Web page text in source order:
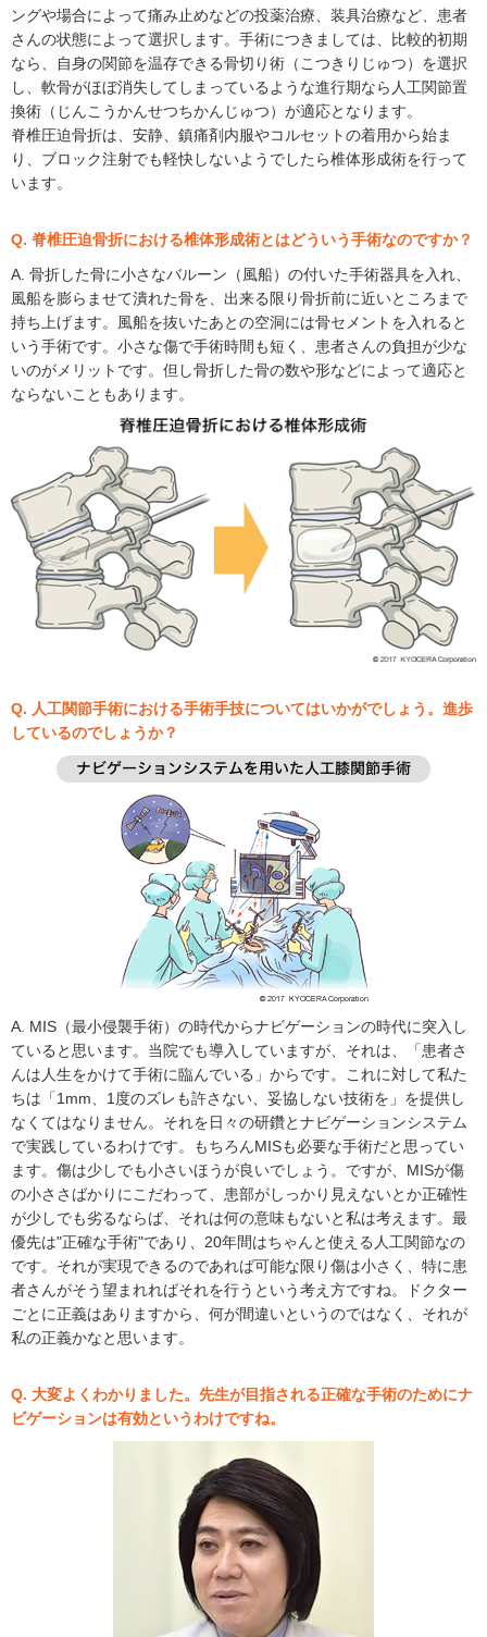
ングや場合によって痛み止めなどの投薬治療、装具治療など、患者
さんの状態によって選択します。手術につきましては、比較的初期
なら、自身の関節を温存できる骨切り術（こつきりじゅつ）を選択
し、軟骨がほぼ消失してしまっているような進行期なら人工関節置
換術（じんこうかんせつちかんじゅつ）が適応となります。
脊椎圧迫骨折は、安静、鎮痛剤内服やコルセットの着用から始ま
り、ブロック注射でも軽快しないようでしたら椎体形成術を行って
います。
Q. 脊椎圧迫骨折における椎体形成術とはどういう手術なのですか？
A. 骨折した骨に小さなバルーン（風船）の付いた手術器具を入れ、
風船を膨らませて潰れた骨を、出来る限り骨折前に近いところまで
持ち上げます。風船を抜いたあとの空洞には骨セメントを入れると
いう手術です。小さな傷で手術時間も短く、患者さんの負担が少な
いのがメリットです。但し骨折した骨の数や形などによって適応と
ならないこともあります。
Q. 人工関節手術における手術手技についてはいかがでしょう。進歩
しているのでしょうか？
A. MIS（最小侵襲手術）の時代からナビゲーションの時代に突入し
ていると思います。当院でも導入していますが、それは、「患者さ
んは人生をかけて手術に臨んでいる」からです。これに対して私た
ちは「1mm、1度のズレも許さない、妥協しない技術を」を提供し
なくてはなりません。それを日々の研鑽とナビゲーションシステム
で実践しているわけです。もちろんMISも必要な手術だと思ってい
ます。傷は少しでも小さいほうが良いでしょう。ですが、MISが傷
の小ささばかりにこだわって、患部がしっかり見えないとか正確性
が少しでも劣るならば、それは何の意味もないと私は考えます。最
優先は"正確な手術"であり、20年間はちゃんと使える人工関節なの
です。それが実現できるのであれば可能な限り傷は小さく、特に患
者さんがそう望まれればそれを行うという考え方ですね。ドクター
ごとに正義はありますから、何が間違いというのではなく、それが
私の正義かなと思います。
Q. 大変よくわかりました。先生が目指される正確な手術のためにナ
ビゲーションは有効というわけですね。